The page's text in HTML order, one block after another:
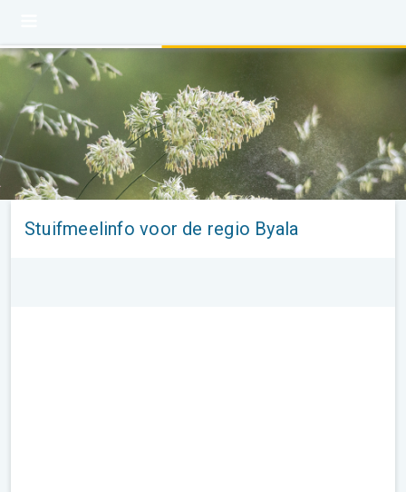
Stuifmeelinfo voor de regio Byala